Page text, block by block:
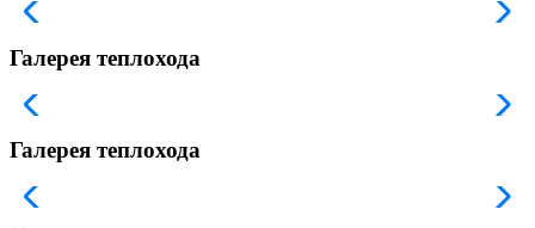
Галерея теплохода
Галерея теплохода